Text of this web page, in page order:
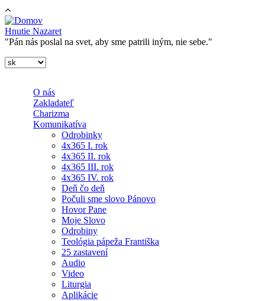
Skočiť na hlavný obsah
Hnutie Nazaret
"Pán nás poslal na svet, aby sme patrili iným, nie sebe."
O nás
Zakladateľ
Charizma
Komunikatíva
Odrobinky
4x365 I. rok
4x365 II. rok
4x365 III. rok
4x365 IV. rok
Deň čo deň
Počuli sme slovo Pánovo
Hovor Pane
Moje Slovo
Odrobiny
Teológia pápeža Františka
25 zastavení
Audio
Video
Liturgia
Aplikácie